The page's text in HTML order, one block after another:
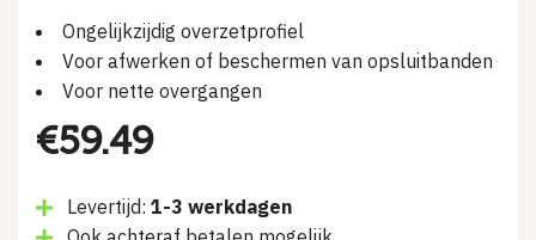
Ongelijkzijdig overzetprofiel
Voor afwerken of beschermen van opsluitbanden
Voor nette overgangen
€59.49
Levertijd: 1-3 werkdagen